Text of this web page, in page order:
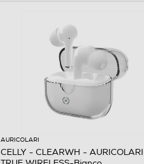
AURICOLARI
CELLY - CLEARWH - AURICOLARI